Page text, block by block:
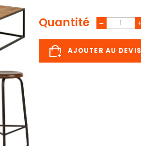
Quantité
AJOUTER AU DEVIS